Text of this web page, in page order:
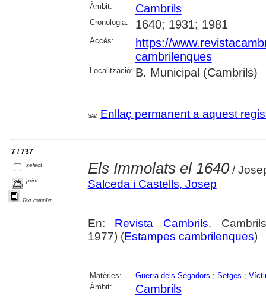
Àmbit:
Cambrils
Cronologia: 1640; 1931; 1981
Accés:
https://
cambrilenques
Localització: B. Municipal (Cambrils)
Enllaç permanent a aquest
7 / 737
select
print
Text complet
Els Immolats el 1640/
Salceda i Castells, Josep
En: Revista Cambrils.
1977) (Estampes cambrilenques)
Matèries: Guerra dels Segadors ; Setges ;
Àmbit:
Cambrils